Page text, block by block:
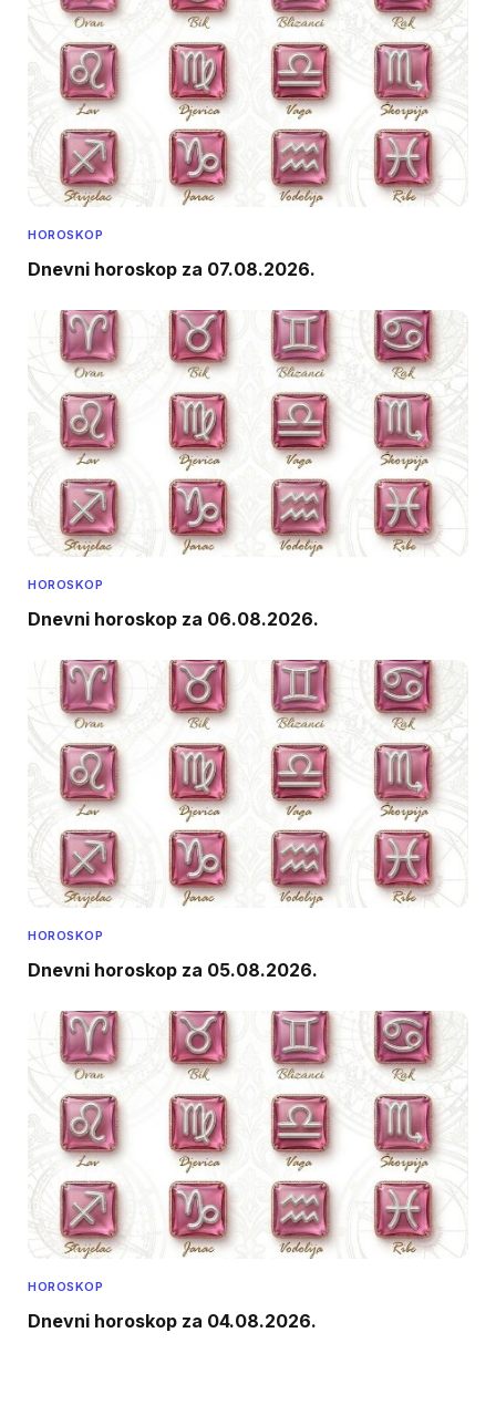
HOROSKOP
Dnevni horoskop za 07.08.2026.
HOROSKOP
Dnevni horoskop za 06.08.2026.
HOROSKOP
Dnevni horoskop za 05.08.2026.
HOROSKOP
Dnevni horoskop za 04.08.2026.